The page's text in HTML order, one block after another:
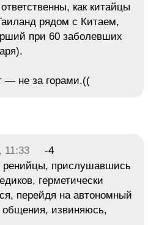
как китайцы
рядом с Китаем,
при 60 заболевших
— не за горами.((
11:33
-4
ренийцы, прислушавшись
герметически
перейдя на автономный
извиняюсь,